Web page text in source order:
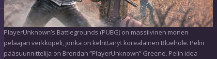
PlayerUnknown’s Battlegrounds (PUBG) on massiivinen monen
pelaajan verkkopeli, jonka on kehittänyt korealainen Bluehole. Pelin
pääsuunnittelija on Brendan ”PlayerUnknown” Greene. Pelin idea